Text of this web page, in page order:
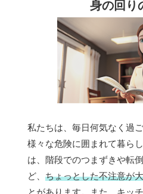
身の回り
私たちは、毎日何気なく過
様々な危険に囲まれて暮ら
は、階段でのつまずきや転
ど、 ちょっとした不注意が
とがあります。また、キッ